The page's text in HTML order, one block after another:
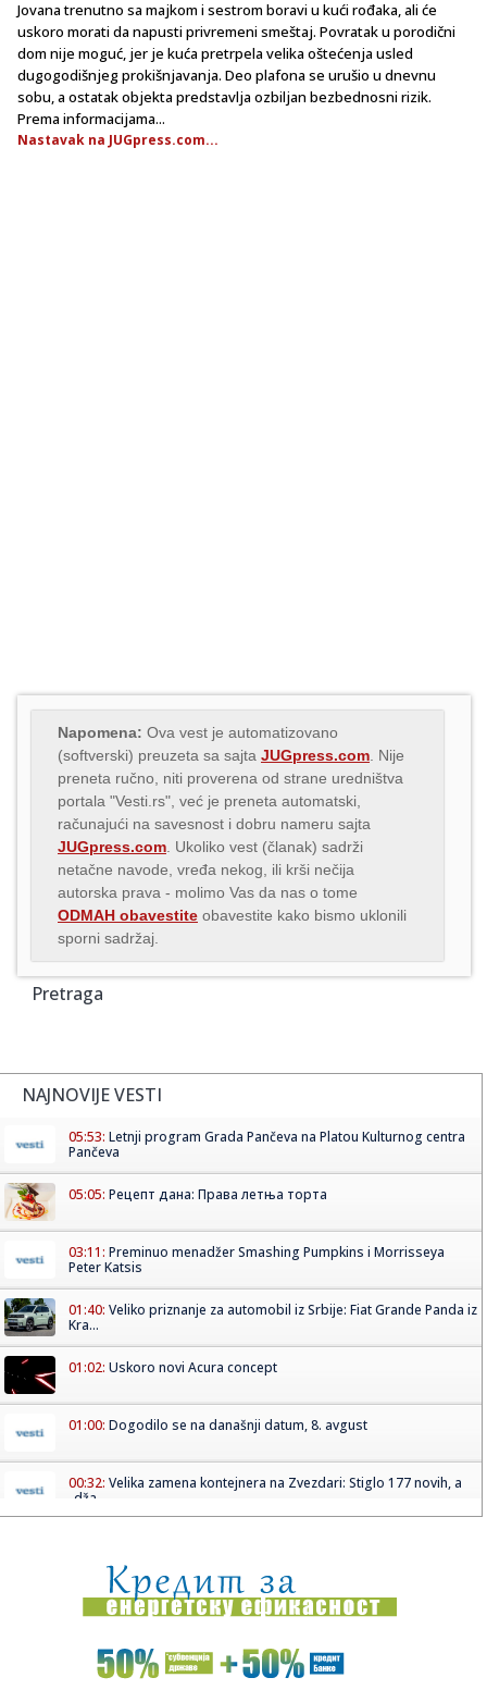
Jovana trenutno sa majkom i sestrom boravi u kući rođaka, ali će
uskoro morati da napusti privremeni smeštaj. Povratak u porodični
dom nije moguć, jer je kuća pretrpela velika oštećenja usled
dugogodišnjeg prokišnjavanja. Deo plafona se urušio u dnevnu
sobu, a ostatak objekta predstavlja ozbiljan bezbednosni rizik.
Prema informacijama...
Nastavak na JUGpress.com...
Napomena: Ova vest je automatizovano
(softverski) preuzeta sa sajta JUGpress.com . Nije
preneta ručno, niti proverena od strane uredništva
portala "Vesti.rs", već je preneta automatski,
računajući na savesnost i dobru nameru sajta
JUGpress.com . Ukoliko vest (članak) sadrži
netačne navode, vređa nekog, ili krši nečija
autorska prava - molimo Vas da nas o tome
ODMAH obavestite obavestite kako bismo uklonili
sporni sadržaj.
Pretraga
NAJNOVIJE VESTI
05:53: Letnji program Grada Pančeva na Platou Kulturnog centra
Pančeva
05:05: Рецепт дана: Права летња торта
03:11: Preminuo menadžer Smashing Pumpkins i Morrisseya
Peter Katsis
01:40: Veliko priznanje za automobil iz Srbije: Fiat Grande Panda iz
Kra...
01:02: Uskoro novi Acura concept
01:00: Dogodilo se na današnji datum, 8. avgust
00:32: Velika zamena kontejnera na Zvezdari: Stiglo 177 novih, a
„dža...
00:03:Na današnji dan, 8. avgust
00:03:Volkswagen menja poslovnu strategiju u SAD